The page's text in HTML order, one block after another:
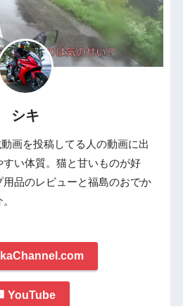
シキ
画を投稿してる人の動画に出
い体質。猫と甘いものが好
用品のレビューと福島のおでか
YouTube